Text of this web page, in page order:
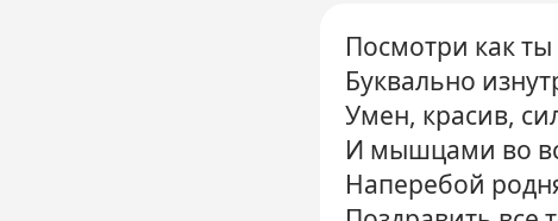
Посмотри как
Буквально
Умен, красив,
И мышцами во
Наперебой